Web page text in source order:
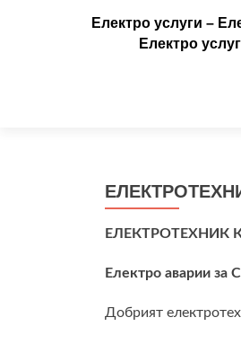
Електро услуги –
Електро
Електро аварии за
Добрият